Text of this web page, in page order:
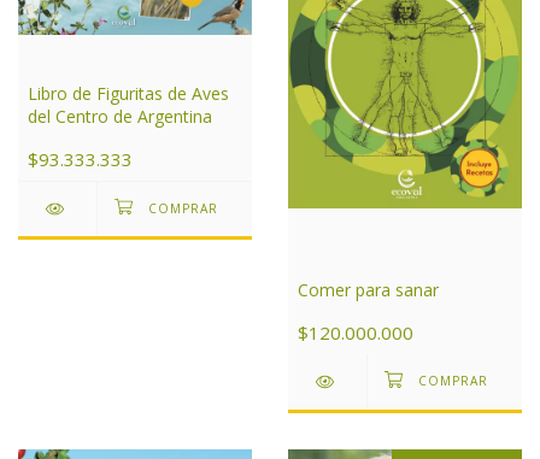
Libro de Figuritas de Aves
del Centro de Argentina
$93.333.333
Comer para sanar
$120.000.000